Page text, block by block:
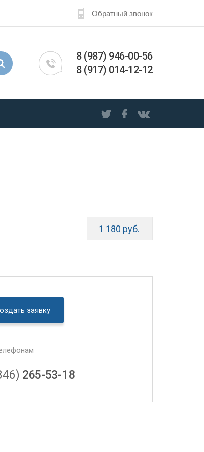
Обратный звонок
8 (987) 946-00-56
8 (917) 014-12-12
1 180 руб.
заявку
265-53-18